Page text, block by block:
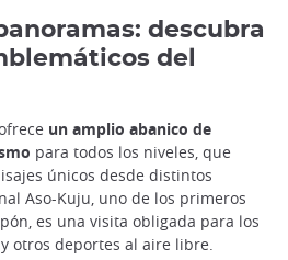
descubra
del
un amplio abanico de
para todos los niveles, que
únicos desde distintos
Aso-Kuju, uno de los primeros
es una visita obligada para los
otros deportes al aire libre.